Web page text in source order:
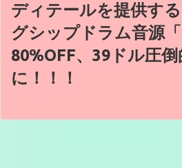
ディテールを提供す
グシップドラム音源
80%OFF、39ドル圧
に！！！